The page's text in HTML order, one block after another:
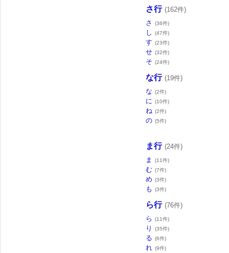
さ行 (162件)
さ
(36件)
し (47件)
す (23件)
せ (32件)
そ (24件)
な行 (19件)
な (2件)
に (10件)
ね (2件)
の (5件)
ま行 (24件)
ま
(11件)
む (7件)
め (3件)
も (3件)
ら行 (76件)
ら
(11件)
り (35件)
る (6件)
れ (9件)